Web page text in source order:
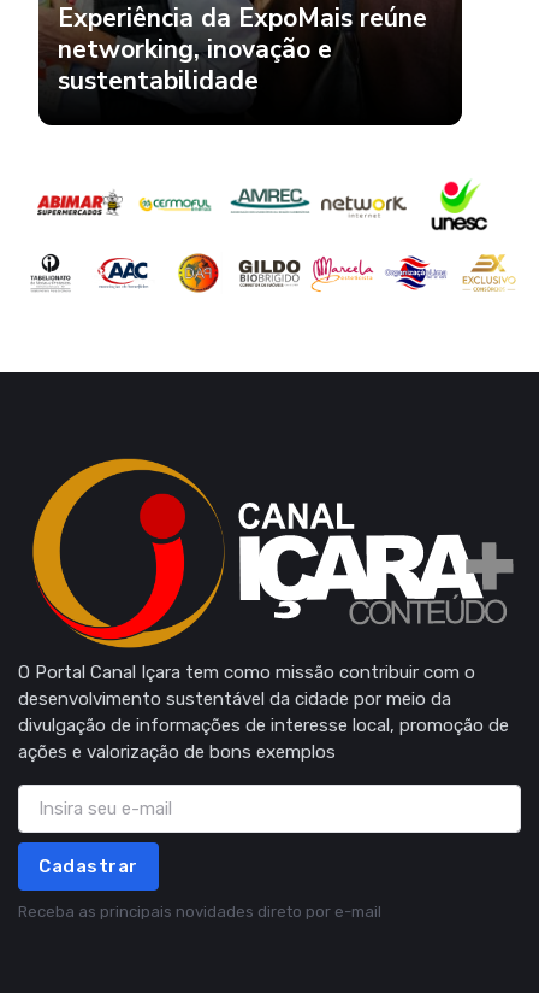
Experiência da ExpoMais reúne
networking, inovação e
sustentabilidade
O Portal Canal Içara tem como missão contribuir com o
desenvolvimento sustentável da cidade por meio da
divulgação de informações de interesse local, promoção de
ações e valorização de bons exemplos
Cadastrar
Receba as principais novidades direto por e-mail